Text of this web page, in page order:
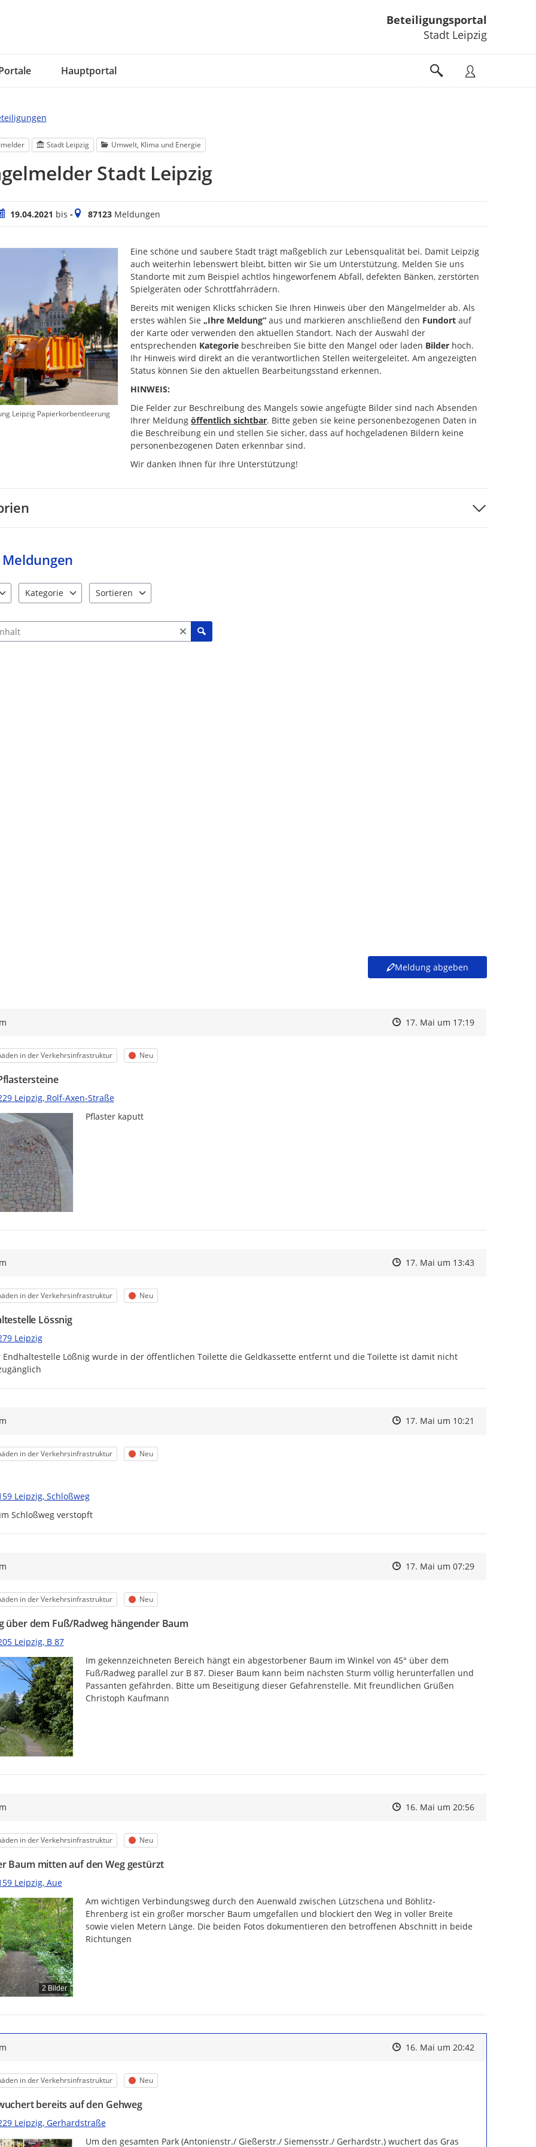
Beteiligungsportal
Stadt Leipzig
Hauptportal
Stadt Leipzig Umwelt, Klima und Energie
Stadt Leipzig
19.04.2021 bis -Meldungen
87123Meldungen
Leipzig Papierkorbentleerung
Eine schöne und saubere Stadt trägt maßgeblich zur Lebensqualität bei. Damit Leipzig
auch weiterhin lebenswert bleibt, bitten wir Sie um Unterstützung. Melden Sie uns
Standorte mit zum Beispiel achtlos hingeworfenem Abfall, defekten Bänken, zerstörten
Spielgeräten oder Schrottfahrrädern.
Bereits mit wenigen Klicks schicken Sie Ihren Hinweis über den Mängelmelder ab. Als
erstes wählen Sie„Ihre Meldung“ aus und markieren anschließend den Fundort auf
der Karte oder verwenden den aktuellen Standort. Nach der Auswahl der
entsprechenden Kategorie beschreiben Sie bitte den Mangel oder laden Bilder hoch.
Ihr Hinweis wird direkt an die verantwortlichen Stellen weitergeleitet. Am angezeigten
Status können Sie den aktuellen Bearbeitungsstand erkennen.
HINWEIS:
Die Felder zur Beschreibung des Mangels sowie angefügte Bilder sind nach Absenden
Ihrer Meldungöffentlich sichtbar. Bitte geben sie keine personenbezogenen Daten in
die Beschreibung ein und stellen Sie sicher, dass auf hochgeladenen Bildern keine
personenbezogenen Daten erkennbar sind.
Wir danken Ihnen für Ihre Unterstützung!
Meldungen
Kategorie
Sortieren
Meldungen und Kommentaren
Meldung abgeben
Zeitpunkt des Erstellens
Zeitpunkt des Erstellens
17. Mai um 17:19Zur Äußerung
in der Verkehrsinfrastruktur Status
Neu
Leipzig, Rolf-Axen-Straße
Pflaster kaputt
Zeitpunkt des Erstellens
Zeitpunkt des Erstellens
17. Mai um 13:43Zur Äußerung
in der Verkehrsinfrastruktur Status
Neu
Lössnig
Leipzig
Endhaltestelle Lößnig wurde in der öffentlichen Toilette die Geldkassette entfernt und die Toilette ist damit nicht
Zeitpunkt des Erstellens
Zeitpunkt des Erstellens
17. Mai um 10:21
in der Verkehrsinfrastruktur Status
Neu
Leipzig, Schloßweg
Schloßweg verstopft
Zeitpunkt des Erstellens
Zeitpunkt des Erstellens
17. Mai um 07:29Zur Äußerung
in der Verkehrsinfrastruktur Status
Neu
über dem Fuß/Radweg hängender Baum
Leipzig, B 87
Im gekennzeichneten Bereich hängt ein abgestorbener Baum im Winkel von 45° über dem
Fuß/Radweg parallel zur B 87. Dieser Baum kann beim nächsten Sturm völlig herunterfallen und
Passanten gefährden. Bitte um Beseitigung dieser Gefahrenstelle. Mit freundlichen Grüßen
Christoph Kaufmann
Zeitpunkt des Erstellens
Zeitpunkt des Erstellens
16. Mai um 20:56Zur Äußerung
in der Verkehrsinfrastruktur Status
Neu
Baum mitten auf den Weg gestürzt
Leipzig, Aue
2 Bilder
Am wichtigen Verbindungsweg durch den Auenwald zwischen Lützschena und Böhlitz-
Ehrenberg ist ein großer morscher Baum umgefallen und blockiert den Weg in voller Breite
sowie vielen Metern Länge. Die beiden Fotos dokumentieren den betroffenen Abschnitt in beide
Richtungen
Zeitpunkt des Erstellens
Zeitpunkt des Erstellens
16. Mai um 20:42Zur Äußerung
in der Verkehrsinfrastruktur Status
Neu
bereits auf den Gehweg
Leipzig, Gerhardstraße
Um den gesamten Park (Antonienstr./ Gießerstr./ Siemensstr./ Gerhardstr.) wuchert das Gras